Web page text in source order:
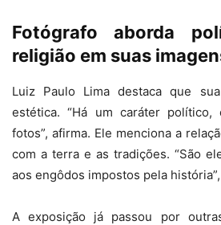
Fotógrafo aborda
religião em suas
Luiz Paulo Lima destaca que
estética. “Há um caráter
fotos”, afirma. Ele menciona a
com a terra e as tradições. “São
aos engôdos impostos pela
A exposição já passou por